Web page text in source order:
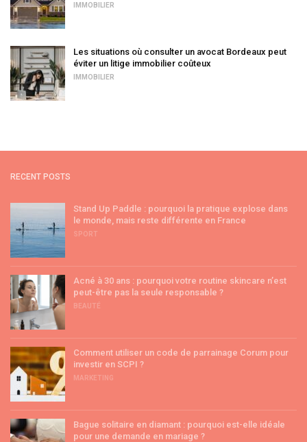
IMMOBILIER
Les situations où consulter un avocat Bordeaux peut
éviter un litige immobilier coûteux
IMMOBILIER
RECENT POSTS
Stand Up Paddle : pourquoi la pratique explose dans
le monde, mais reste différente en France
SPORT
Acné à 30 ans : pourquoi votre routine skincare n’est
peut-être pas la seule responsable ?
BEAUTÉ
Comment utiliser un code de parrainage Corum pour
investir en SCPI ?
MARKETING
Bague solitaire en diamant : pourquoi est-elle idéale
pour une demande en mariage ?